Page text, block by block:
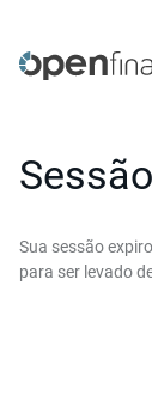
Sua sessão
para ser levado